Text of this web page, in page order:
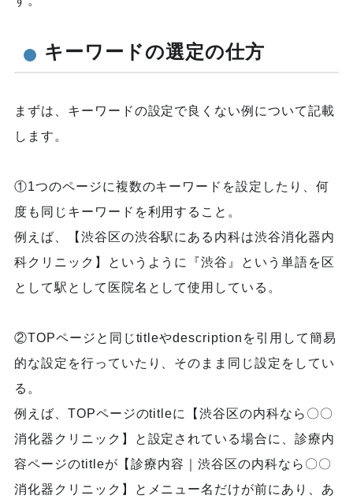
キーワードの選定の仕方
まずは、キーワードの設定で良くない例について記載
します。
①1つのページに複数のキーワードを設定したり、何
度も同じキーワードを利用すること。
例えば、【渋谷区の渋谷駅にある内科は渋谷消化器内
科クリニック】というように『渋谷』という単語を区
として駅として医院名として使用している。
②TOPページと同じtitleやdescriptionを引用して簡易
的な設定を行っていたり、そのまま同じ設定をしてい
る。
例えば、TOPページのtitleに【渋谷区の内科なら〇〇
消化器クリニック】と設定されている場合に、診療内
容ページのtitleが【診療内容｜渋谷区の内科なら〇〇
消化器クリニック】とメニュー名だけが前にあり、あ